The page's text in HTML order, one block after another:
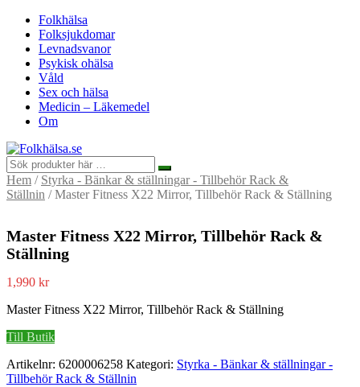
Folkhälsa
Folksjukdomar
Levnadsvanor
Psykisk ohälsa
Våld
Sex och hälsa
Medicin – Läkemedel
Om
Hem / Styrka - Bänkar & ställningar - Tillbehör Rack &
Ställnin / Master Fitness X22 Mirror, Tillbehör Rack & Ställning
Master Fitness X22 Mirror, Tillbehör Rack &
Ställning
1,990 kr
Master Fitness X22 Mirror, Tillbehör Rack & Ställning
Till Butik
Artikelnr: 6200006258 Kategori: Styrka - Bänkar & ställningar -
Tillbehör Rack & Ställnin